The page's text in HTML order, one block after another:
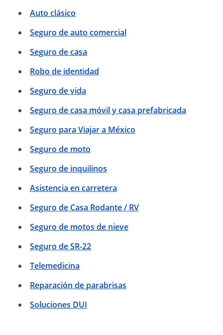
Auto clásico
Seguro de auto comercial
Seguro de casa
Robo de identidad
Seguro de vida
Seguro de casa móvil y casa prefabricada
Seguro para Viajar a México
Seguro de moto
Seguro de inquilinos
Asistencia en carretera
Seguro de Casa Rodante / RV
Seguro de motos de nieve
Seguro de SR-22
Telemedicina
Reparación de parabrisas
Soluciones DUI